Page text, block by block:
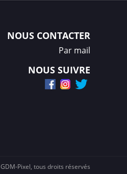
NOUS CONTACTER
Par mail
NOUS SUIVRE
GDM-Pixel, tous droits réservés